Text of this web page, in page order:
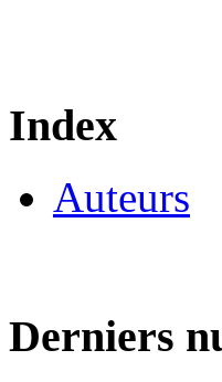
Index
Auteurs
Derniers